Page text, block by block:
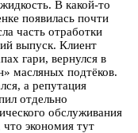
В какой-то
появилась почти
часть отработки
выпуск. Клиент
гари, вернулся в
масляных подтёков.
а репутация
отдельно
обслуживания
экономия тут